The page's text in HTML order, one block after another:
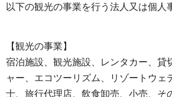
以下の観光の事業を行う法人又は個人
【観光の事業】
宿泊施設、観光施設、レンタカー、貸
ャー、エコツーリズム、リゾートウェ
士、旅行代理店、飲食卸売、小売、そ